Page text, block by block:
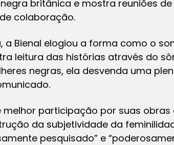
britânica e mostra reuniões
colaboração.
Bienal elogiou a forma como o
leitura das histórias através do
negras, ela desvenda uma
melhor participação por suas
da subjetividade da
pesquisado” e